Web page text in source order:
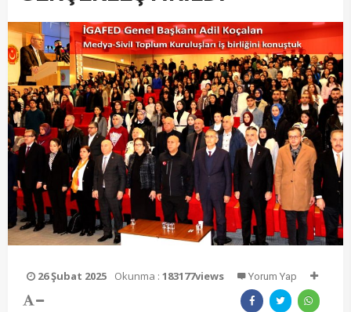
26 Şubat 2025 Okunma :183177views Yorum Yap